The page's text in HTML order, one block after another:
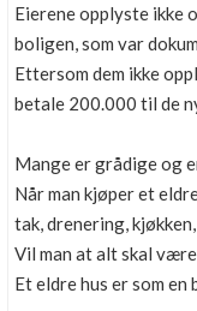
Eierene opplyste ikke
boligen, som var
Ettersom dem ikke
betale 200.000 til de
Mange er grådige og
Når man kjøper et
tak, drenering,
Vil man at alt skal
Et eldre hus er som en